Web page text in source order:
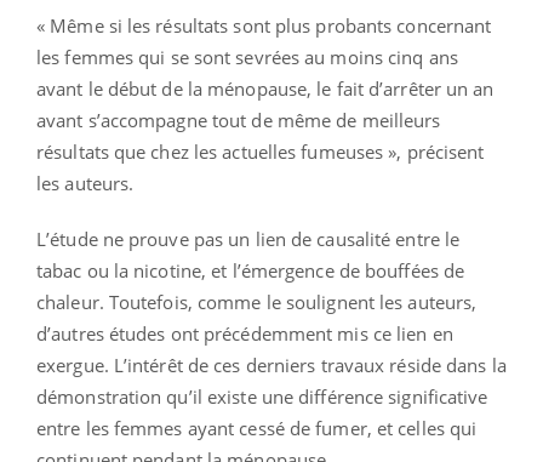
« Même si les résultats sont plus probants concernant
les femmes qui se sont sevrées au moins cinq ans
avant le début de la ménopause, le fait d’arrêter un an
avant s’accompagne tout de même de meilleurs
résultats que chez les actuelles fumeuses », précisent
les auteurs.
L’étude ne prouve pas un lien de causalité entre le
tabac ou la nicotine, et l’émergence de bouffées de
chaleur. Toutefois, comme le soulignent les auteurs,
d’autres études ont précédemment mis ce lien en
exergue. L’intérêt de ces derniers travaux réside dans la
démonstration qu’il existe une différence significative
entre les femmes ayant cessé de fumer, et celles qui